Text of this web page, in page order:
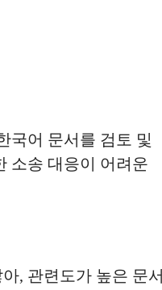
국어 문서를 검토 및
소송 대응이 어려운
, 관련도가 높은 문서